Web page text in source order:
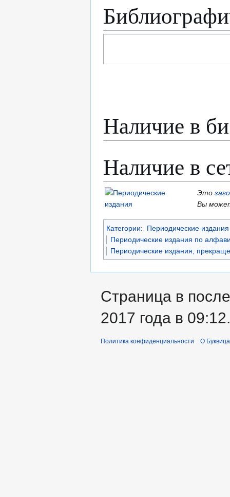
Наличие в
Наличие в
Это
Вы
Категории:
Периодические
Периодические издания по
Периодические издания,
Страница в
2017 года в 09:12.
Политика конфиденциальности О Буквица